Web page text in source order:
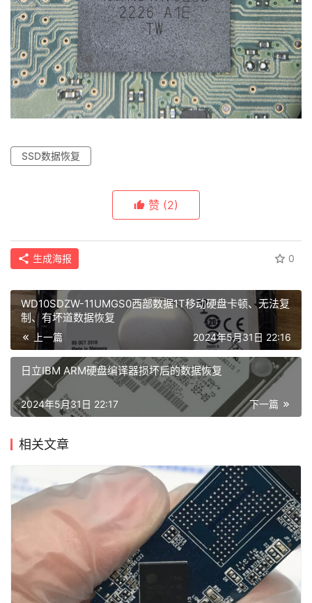
SSD数据恢复
赞 (2)
生成海报 0
WD10SDZW-11UMGS0西部数据1T移动硬盘卡顿、无法复
制、有坏道数据恢复
上一篇 2024年5月31日 22:16
日立IBM ARM硬盘编译器损坏后的数据恢复
下一篇
2024年5月31日 22:17
相关文章